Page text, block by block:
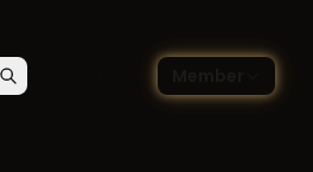
Suchen Sprache wählen — Deutsch